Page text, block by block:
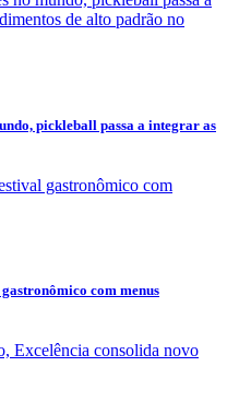
pickleball passa a integrar as
com menus